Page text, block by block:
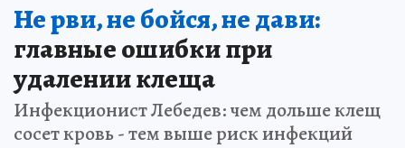
Не рви, не бойся, не дави:
главные ошибки при
удалении клеща
Инфекционист Лебедев: чем дольше клещ
сосет кровь - тем выше риск инфекций